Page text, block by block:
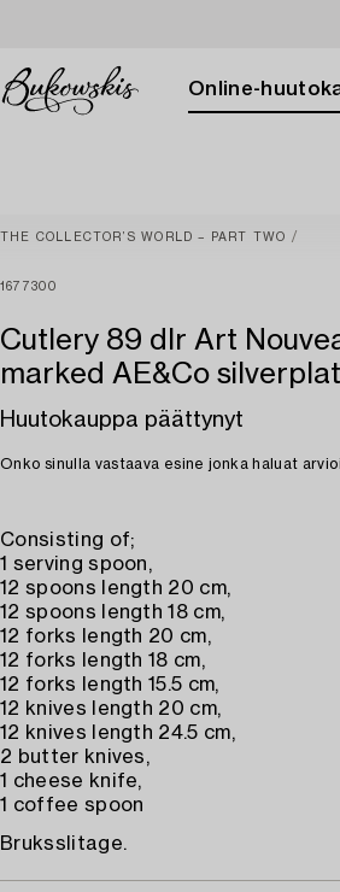
Online-
THE COLLECTOR’S WORLD – PART TWO
1677300
Cutlery 89 dlr Art
marked AE&Co
Huutokauppa päättynyt
Onko sinulla vastaava esine jonka haluat
Consisting of;
1 serving spoon,
12 spoons length 20 cm,
12 spoons length 18 cm,
12 forks length 20 cm,
12 forks length 18 cm,
12 forks length 15.5 cm,
12 knives length 20 cm,
12 knives length 24.5 cm,
2 butter knives,
1 cheese knife,
1 coffee spoon
Bruksslitage.